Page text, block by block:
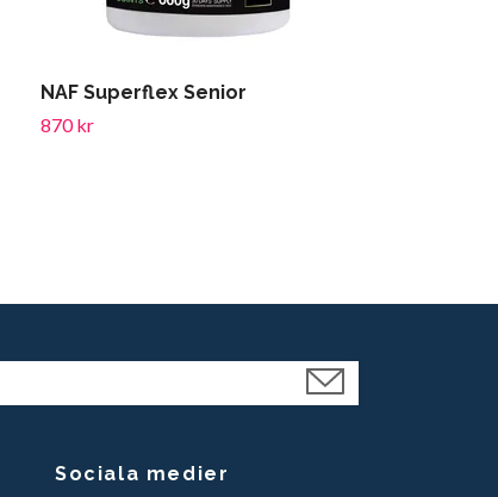
NAF Superflex Senior
870 kr
Sociala medier